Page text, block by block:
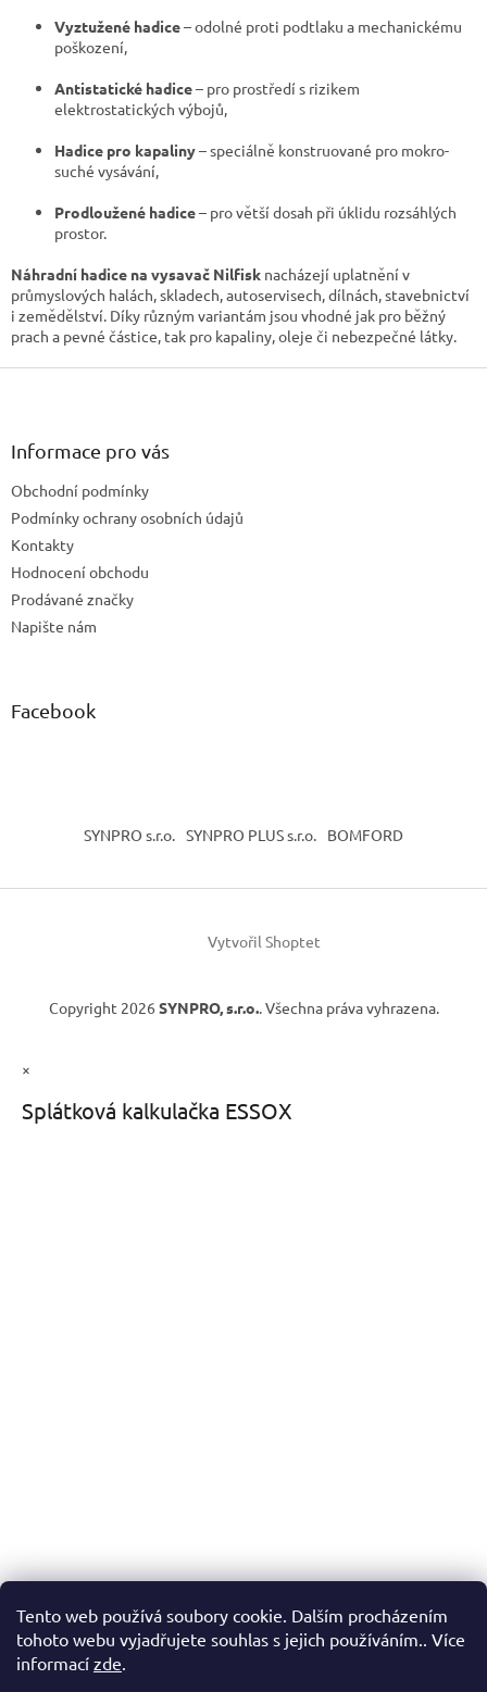
Tento web používá soubory cookie. Dalším procházením
tohoto webu vyjadřujete souhlas s jejich používáním.. Více
informací zde.
ý
s
Vyztužené hadice– odolné proti podtlaku a mechanickému
poškození,
Antistatické hadice– pro prostředí s rizikem
elektrostatických výbojů,
Hadice pro kapaliny– speciálně konstruované pro mokro-
suché vysávání,
Prodloužené hadice– pro větší dosah při úklidu rozsáhlých
prostor.
Náhradní hadice na vysavač Nilfisk nacházejí uplatnění v
průmyslových halách, skladech, autoservisech, dílnách, stavebnictví
i zemědělství. Díky různým variantám jsou vhodné jak pro běžný
prach a pevné částice, tak pro kapaliny, oleje či nebezpečné látky.
Informace pro vás
Obchodní podmínky
Podmínky ochrany osobních údajů
Kontakty
Hodnocení obchodu
Prodávané značky
Napište nám
Facebook
SYNPRO s.r.o. SYNPRO PLUS s.r.o. BOMFORD
Vytvořil Shoptet
Copyright 2026 SYNPRO, s.r.o.. Všechna práva vyhrazena.
×
Splátková kalkulačka ESSOX